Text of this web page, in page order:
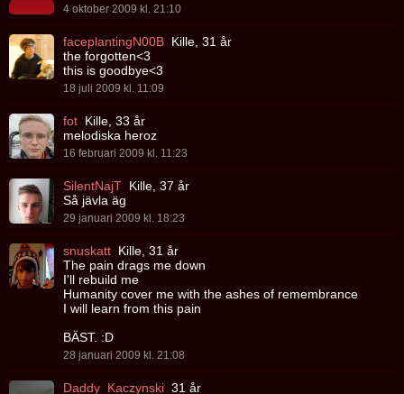
4 oktober 2009 kl. 21:10
faceplantingN00B Kille, 31 år
the forgotten<3
this is goodbye<3
18 juli 2009 kl. 11:09
fot Kille, 33 år
melodiska heroz
16 februari 2009 kl. 11:23
SilentNajT Kille, 37 år
Så jävla äg
29 januari 2009 kl. 18:23
snuskatt Kille, 31 år
The pain drags me down
I'll rebuild me
Humanity cover me with the ashes of remembrance
I will learn from this pain
BÄST. :D
28 januari 2009 kl. 21:08
Daddy_Kaczynski 31 år